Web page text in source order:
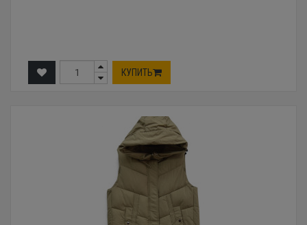
КУПИТЬ